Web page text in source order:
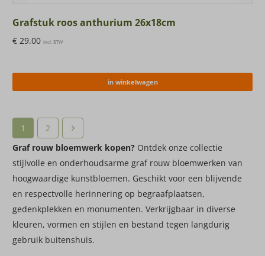
Grafstuk roos anthurium 26x18cm
€ 29.00 Incl. BTW
in winkelwagen
1
2
Graf rouw bloemwerk kopen? Ontdek onze collectie
stijlvolle en onderhoudsarme graf rouw bloemwerken van
hoogwaardige kunstbloemen. Geschikt voor een blijvende
en respectvolle herinnering op begraafplaatsen,
gedenkplekken en monumenten. Verkrijgbaar in diverse
kleuren, vormen en stijlen en bestand tegen langdurig
gebruik buitenshuis.